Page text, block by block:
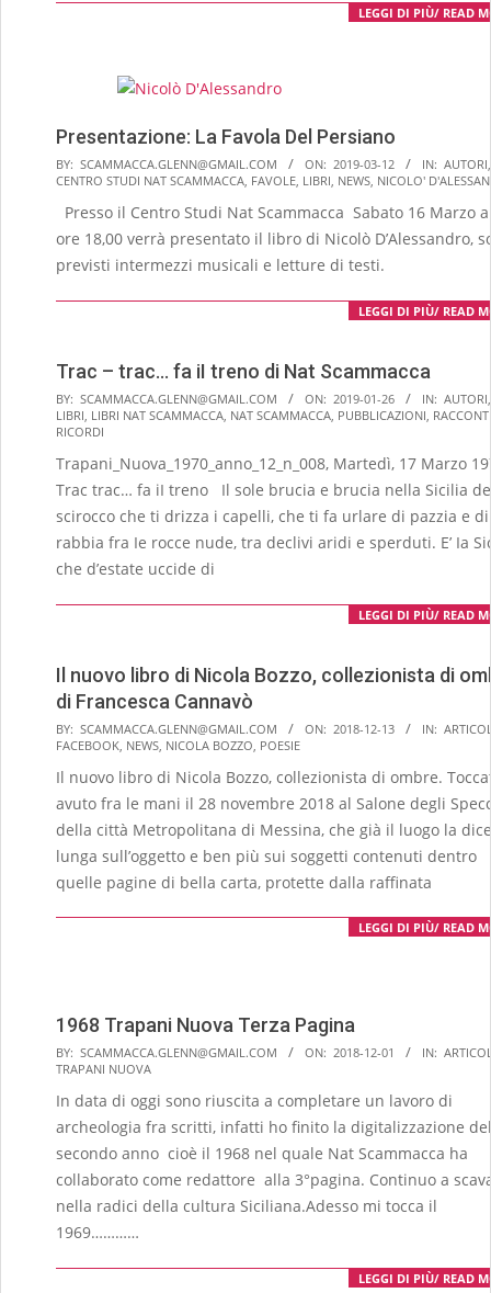
LEGGI DI PIÙ/ READ
Presentazione: La Favola Del Persiano
2019-
03-
12
BY: SCAMMACCA.GLENN@GMAIL.COM ON: 2019-03-12 IN: AUTORI,
CENTRO STUDI NAT SCAMMACCA, FAVOLE, LIBRI, NEWS, NICOLO'
Presso il Centro Studi Nat Scammacca Sabato 16 Marzo
ore 18,00 verrà presentato il libro di Nicolò D’Alessandro,
previsti intermezzi musicali e letture di testi.
LEGGI DI PIÙ/ READ
Trac – trac… fa iI treno di Nat Scammacca
2019-
01-
BY: SCAMMACCA.GLENN@GMAIL.COM ON: 2019-01-26 IN: AUTORI,
LIBRI, LIBRI NAT SCAMMACCA, NAT SCAMMACCA, PUBBLICAZIONI, RACCONTI
RICORDI
Trapani_Nuova_1970_anno_12_n_008, Martedì, 17 Marzo
Trac trac… fa iI treno Il sole brucia e brucia nella Sicilia
sci­rocco che ti drizza i capelli, che ti fa urlare di paz­zia e di
rabbia fra Ie rocce nude, tra declivi aridi e sperduti. E’ Ia
che d’estate uccide di
LEGGI DI PIÙ/ READ
Il nuovo libro di Nicola Bozzo, collezionista di
di Francesca Cannavò
2018-
12-
13
BY: SCAMMACCA.GLENN@GMAIL.COM ON: 2018-12-13 IN:
FACEBOOK NEWS NICOLA BOZZO POESIE
Il nuovo libro di Nicola Bozzo, collezionista di ombre.
avuto fra le mani il 28 novembre 2018 al Salone degli
della città Metropolitana di Messina, che già il luogo la
lunga sull’oggetto e ben più sui soggetti contenuti dentro
quelle pagine di bella carta, protette dalla raffinata
LEGGI DI PIÙ/ READ
1968 Trapani Nuova Terza Pagina
2018-
12-
01
BY: SCAMMACCA.GLENN@GMAIL.COM ON: 2018-12-01 IN:
TRAPANI NUOVA
In data di oggi sono riuscita a completare un lavoro di
archeologia fra scritti, infatti ho finito la digitalizzazione del
secondo anno cioè il 1968 nel quale Nat Scammacca ha
collaborato come redattore alla 3°pagina. Continuo a
nella radici della cultura Siciliana.Adesso mi tocca il
1969…………
LEGGI DI PIÙ/ READ